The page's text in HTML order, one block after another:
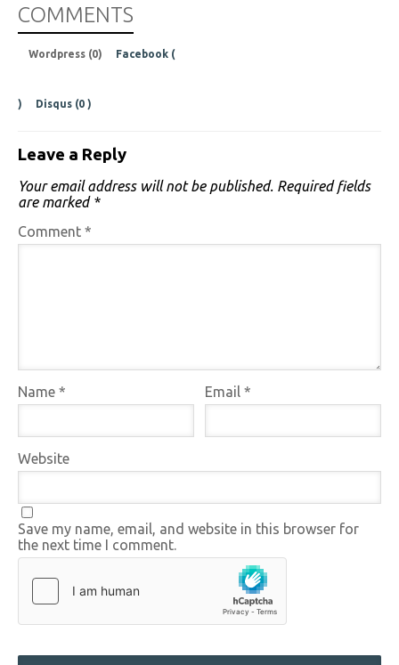
COMMENTS
Wordpress (0) Facebook (
) Disqus (0 )
Leave a Reply
Your email address will not be published. Required fields
are marked *
Comment *
Name * Email*
Website
Save my name, email, and website in this browser for
the next time I comment.